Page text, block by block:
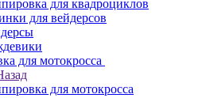
для квадроциклов
для вейдерсов
для мотокросса
для мотокросса